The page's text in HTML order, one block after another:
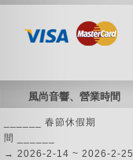
風尚音響、營業時間
______ 春節休假期
間 ______
→ 2026-2-14 ~ 2026-2-25